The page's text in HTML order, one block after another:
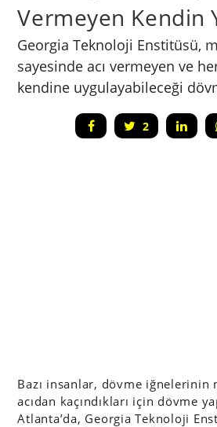
Vermeyen Kendin
Georgia Teknoloji Enstitüsü,
sayesinde acı vermeyen ve
kendine uygulayabileceği
2
Bazı insanlar, dövme iğnelerinin
acıdan kaçındıkları için dövme
Atlanta’da, Georgia Teknoloji